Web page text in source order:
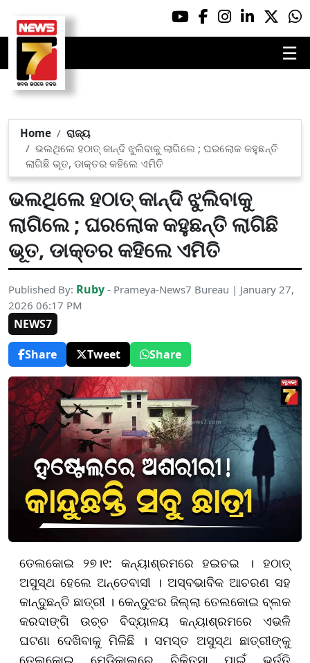
☰
Home
ରାଜ୍ୟ
ଭଲଥିଲେ ହଠାତ୍ କାନ୍ଦି ଝୁଲିବାକୁ ଲାଗିଲେ ; ଘରଲୋକ କହୁଛନ୍ତି
ଲାଗିଛି ଭୂତ, ଡାକ୍ତର କହିଲେ ଏମିତି
ଭଲଥିଲେ ହଠାତ୍ କାନ୍ଦି ଝୁଲିବାକୁ
ଲାଗିଲେ ; ଘରଲୋକ କହୁଛନ୍ତି ଲାଗିଛି
ଭୂତ, ଡାକ୍ତର କହିଲେ ଏମିତି
Published By: Ruby - Prameya-News7 Bureau | January 27,
2026 06:17 PM
NEWS7
Share
Tweet Share
ତେଲକୋଇ ୨୭।୧: କନ୍ୟାଶ୍ରମରେ ହଇଚଇ । ହଠାତ୍
ଅସୁସ୍ଥ ହେଲେ ଅନ୍ତେବାସୀ । ଅସ୍ବଭାବିକ ଆଚରଣ ସହ
କାନ୍ଦୁଛନ୍ତି ଛାତ୍ରୀ । କେନ୍ଦୁଝର ଜିଲ୍ଲା ତେଲକୋଇ ବ୍ଲକ
କରଦାଙ୍ଗି ଉଚ୍ଚ ବିଦ୍ୟାଳୟ କନ୍ୟାଶ୍ରମରେ ଏଭଳି
ଘଟଣା ଦେଖିବାକୁ ମିଳିଛି । ସମସ୍ତ ଅସୁସ୍ଥ ଛାତ୍ରୀଙ୍କୁ
ତେଲକୋଇ ମେଡିକାଲରେ ଚିକିତ୍ସା ପାଇଁ ଭର୍ତ୍ତି